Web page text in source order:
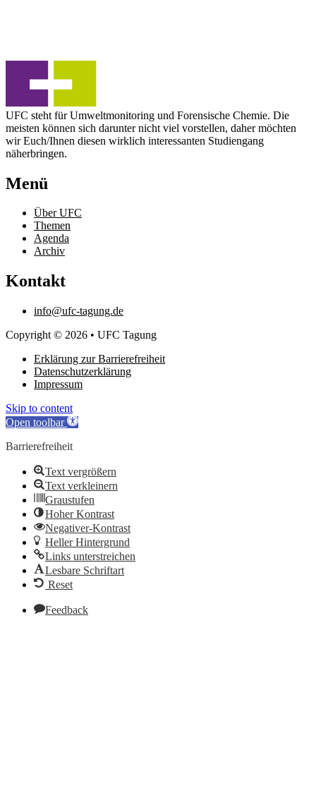
UFC steht für Umweltmonitoring und Forensische Chemie. Die
meisten können sich darunter nicht viel vorstellen, daher möchten
wir Euch/Ihnen diesen wirklich interessanten Studiengang
näherbringen.
Menü
Über UFC
Themen
Agenda
Archiv
Kontakt
info@ufc-tagung.de
Copyright © 2026 • UFC Tagung
Erklärung zur Barrierefreiheit
Datenschutzerklärung
Impressum
Skip to content
Open toolbar
Barrierefreiheit
Text vergrößern
Text verkleinern
Graustufen
Hoher Kontrast
Negativer-Kontrast
Heller Hintergrund
Links unterstreichen
Lesbare Schriftart
Reset
Feedback